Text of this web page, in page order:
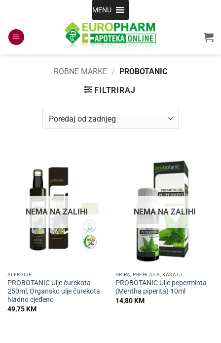
content
MENU
ROBNE MARKE / PROBOTANIC
FILTRIRAJ
NEMA NA ZALIHI
ALERGIJE
PROBOTANIC Ulje čurekota
250ml, Organsko ulje čurekota
hladno cjeđeno
49,75KM
NEMA NA ZALIHI
GRIPA, PREHLADA, KAŠALJ
PROBOTANIC Ulje peperminta
(Mentha piperita) 10ml
14,80KM